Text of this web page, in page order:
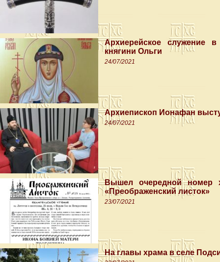
Архиерейское служение
княгини Ольги
24/07/2021
Архиепископ Ионафан
24/07/2021
Вышел очередной номер
«Преображенский листок»
23/07/2021
На главы храма в селе